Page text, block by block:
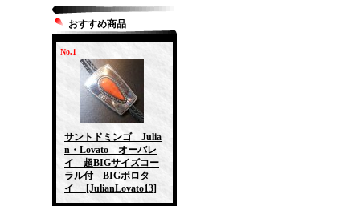
おすすめ商品
No.1
サントドミンゴ Julia
n・Lovato オーバレ
イ 超BIGサイズコー
ラル付 BIGボロタ
イ
[JulianLovato13]